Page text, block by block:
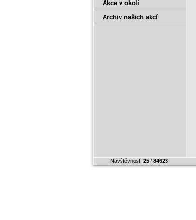
Akce v okolí
Archiv našich akcí
Návštěvnost: 25 / 84623